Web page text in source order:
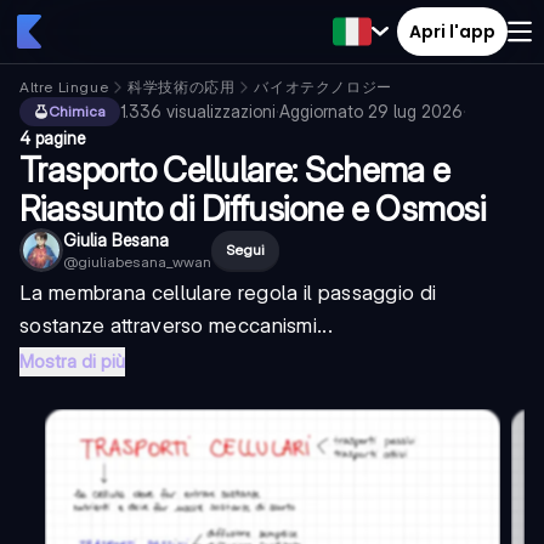
Apri l'app
Altre Lingue 科学技術の応用
バイオテクノロジー
Chimica
1.336 visualizzazioni·Aggiornato 29 lug 2026·
4 pagine
Trasporto Cellulare: Schema e
Riassunto di Diffusione e Osmosi
Giulia Besana
@giuliabesana_wwan
Segui
La membrana cellulare regola il passaggio di
sostanze attraverso meccanismi...
Mostra di più